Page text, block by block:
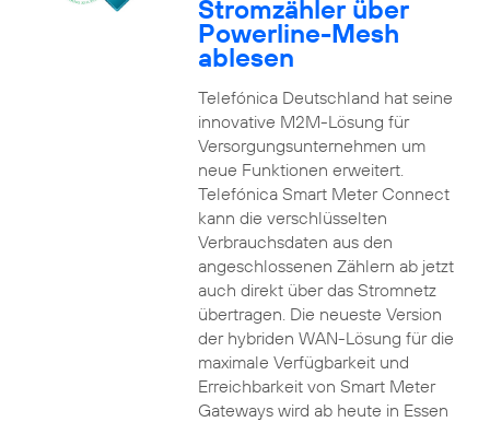
Stromzähler über
Powerline-Mesh
ablesen
Telefónica Deutschland hat seine
innovative M2M-Lösung für
Versorgungsunternehmen um
neue Funktionen erweitert.
Telefónica Smart Meter Connect
kann die verschlüsselten
Verbrauchsdaten aus den
angeschlossenen Zählern ab jetzt
auch direkt über das Stromnetz
übertragen. Die neueste Version
der hybriden WAN-Lösung für die
maximale Verfügbarkeit und
Erreichbarkeit von Smart Meter
Gateways wird ab heute in Essen